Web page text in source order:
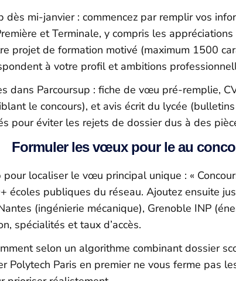
dès mi-janvier : commencez par remplir vos
et Terminale, y compris les
projet de formation motivé (maximum 1500
à votre profil et ambitions
dans Parcoursup : fiche de vœu pré-remplie,
le concours), et avis écrit du lycée
pour éviter les rejets de dossier dus à des
Formuler les vœux pour le au
localiser le vœu principal unique : «
écoles publiques du réseau. Ajoutez ensuite
(ingénierie mécanique), Grenoble INP
spécialités et taux d’accès.
selon un algorithme combinant dossier
Polytech Paris en premier ne vous ferme pas